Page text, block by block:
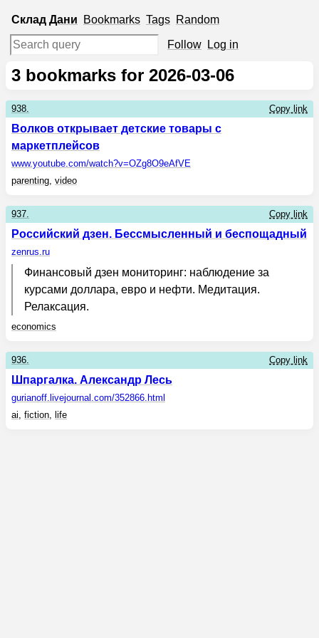
Склад Дани Bookmarks Tags Random
Follow Log in
3 bookmarks for 2026-03-06
938. Copy link
Волков открывает детские товары с
маркетплейсов
www.youtube.com/watch?v=OZg8O9eAfVE
parenting, video
937. Copy link
Российский дзен. Бессмысленный и беспощадный
zenrus.ru
Финансовый дзен мониторинг: наблюдение за
курсами доллара, евро и нефти. Медитация.
Релаксация.
economics
936. Copy link
Шпаргалка. Александр Лесь
gurianoff.livejournal.com/352866.html
ai, fiction, life